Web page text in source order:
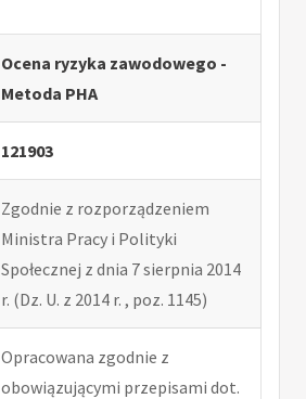
Ocena ryzyka zawodowego -
Metoda PHA
121903
Zgodnie z rozporządzeniem
Ministra Pracy i Polityki
Społecznej z dnia 7 sierpnia 2014
r. (Dz. U. z 2014 r. , poz. 1145)
Opracowana zgodnie z
obowiązującymi przepisami dot.